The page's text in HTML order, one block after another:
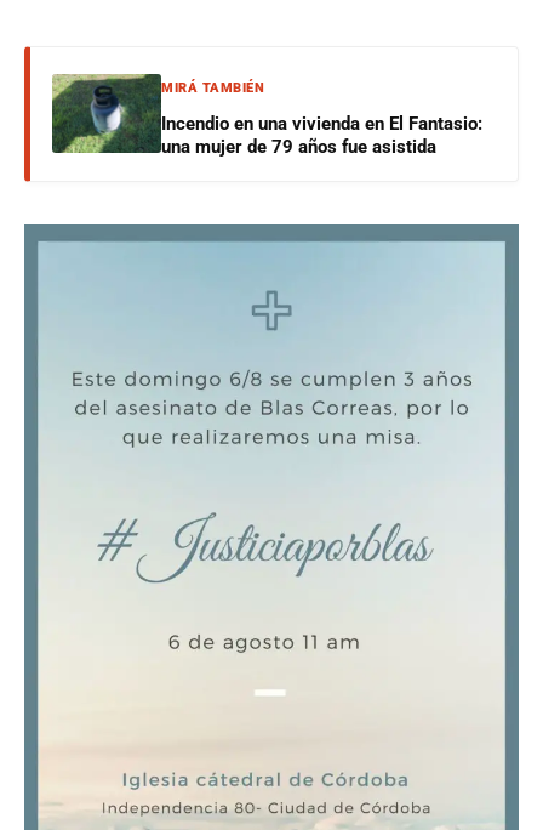
MIRÁ TAMBIÉN
Incendio en una vivienda en El Fantasio:
una mujer de 79 años fue asistida